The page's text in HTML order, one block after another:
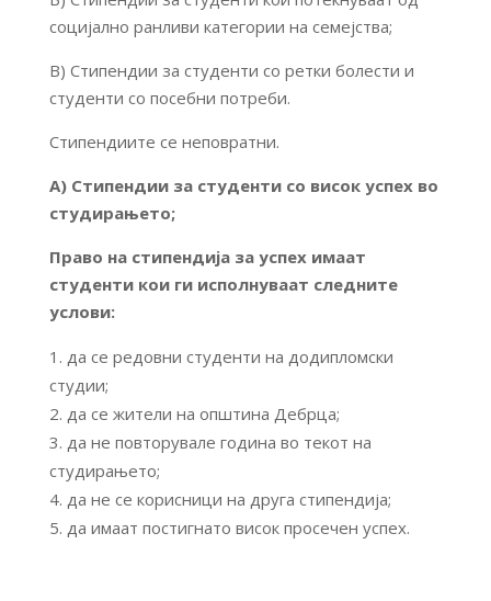
социјално ранливи категории на семејства;
В) Стипендии за студенти со ретки болести и
студенти со посебни потреби.
Стипендиите се неповратни.
А) Стипендии за студенти со висок успех во
студирањето;
Право на стипендија за успех имаат
студенти кои ги исполнуваат следните
услови:
да се редовни студенти на додипломски
студии;
да се жители на општина Дебрца;
да не повторувале година во текот на
студирањето;
да не се корисници на друга стипендија;
да имаат постигнато висок просечен успех.